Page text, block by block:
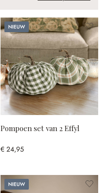
Nieuw
Pompoen set van 2 Effyl
€ 24,95
Nieuw